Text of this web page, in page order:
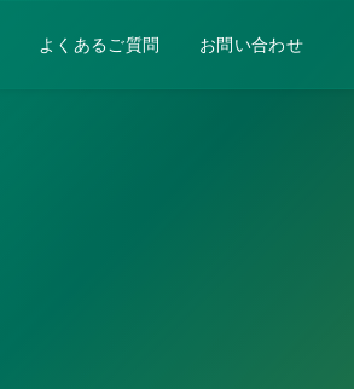
よくあるご質問 お問い合わせ